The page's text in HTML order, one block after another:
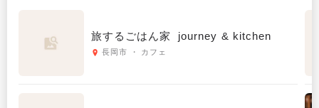
旅するごはん家 journey & kitchen
長岡市 ・ カフェ